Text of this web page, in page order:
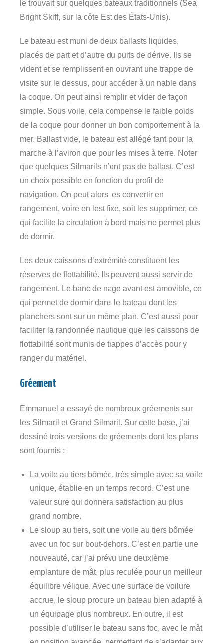
le trouvait sur quelques bateaux traditionnels (Sea
Bright Skiff, sur la côte Est des États-Unis).
Le bateau est muni de deux ballasts liquides,
placés de part et d’autre du puits de dérive. Ils se
vident et se remplissent en ouvrant une trappe de
visite sur le dessus, pour accéder à un nable dans
la coque. On peut ainsi remplir et vider de façon
simple. Sous voile, cela compense le faible poids
de la coque pour donner un bon comportement à la
mer. Ballast vide, le bateau est allégé tant pour la
marche à l’aviron que pour les mises à terre. Noter
que quelques Silmarils n’ont pas de ballast. C’est
un choix possible en fonction du profil de
navigation. On peut alors les convertir en
rangement, voire en lest fixe, soit les supprimer, ce
qui facilite la circulation à bord mais ne permet plus
de dormir.
Les deux caissons d’extrémité constituent les
réserves de flottabilité. Ils peuvent aussi servir de
rangement. Le banc de nage avant est amovible, ce
qui permet de dormir dans le bateau dont les
planchers sont sur un même plan. C’est aussi pour
faciliter la randonnée nautique que les caissons de
flottabilité sont munis de trappes d’accès pour y
ranger du matériel.
Gréement
Emmanuel a essayé de nombreux gréements sur
les Silmaril et Grand Silmaril. Sur cette base, j’ai
dessiné trois versions de gréements dont les plans
sont fournis :
La voile au tiers bômée, très simple avec sa voile
unique, établie en un temps record. C’est une
valeur sure qui donnera satisfaction au plus
grand nombre.
Le sloup au tiers, soit une voile au tiers bômée
avec un foc sur bout-dehors. C’est en partie une
nouveauté, car j’ai prévu une deuxième
emplanture de mât, plus reculée pour un meilleur
équilibre vélique. Avec une surface de voilure
accrue, le sloup procure un bateau bien adapté à
un équipage plus nombreux. En outre, il est
possible d’utiliser le bateau sans foc, avec le mât